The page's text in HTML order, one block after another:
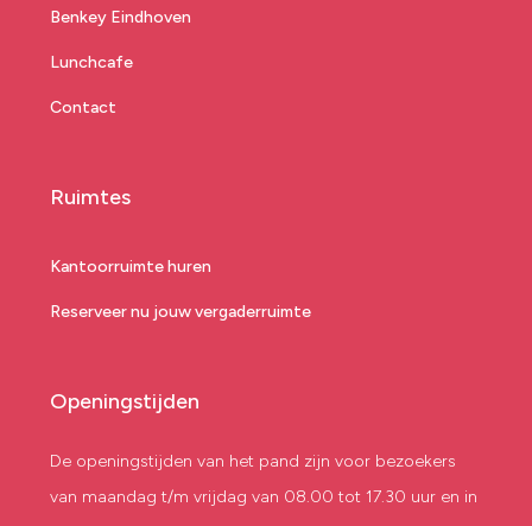
Benkey Eindhoven
Lunchcafe
Contact
Ruimtes
Kantoorruimte huren
Reserveer nu jouw vergaderruimte
Openingstijden
De openingstijden van het pand zijn voor bezoekers
van maandag t/m vrijdag van 08.00 tot 17.30 uur en in